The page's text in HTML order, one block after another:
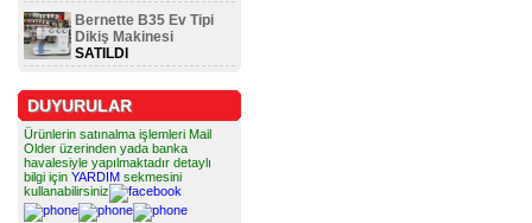
Bernette B35 Ev Tipi
Dikiş Makinesi
SATILDI
DUYURULAR
Ürünlerin satınalma işlemleri Mail
Older üzerinden yada banka
havalesiyle yapılmaktadır detaylı
bilgi için YARDIM sekmesini
kullanabilirsiniz